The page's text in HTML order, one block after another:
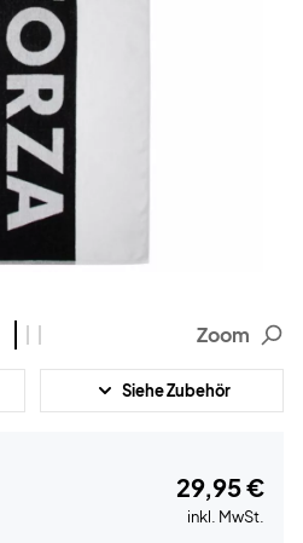
Zoom
Siehe Zubehör
29,95 €
inkl. MwSt.